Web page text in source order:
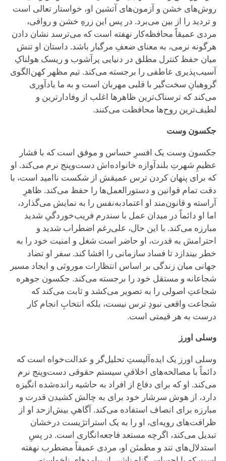
روش‌های خشن و آزمون‌های آتشین او، خواستار تعالی است
و تردید را از بین می‌برد. در پس این زرهِ خشن و رواقی،
مردی عمیقاً محافظه‌کار نهفته است که می‌ترسد نشان دادن
هرگونه نرمی، به معنای ضعفِ مرگبار باشد. داستان او تنش
میان حفظ کنترل مطلق در دنیایی پرآشوب و ریسک هولناکِ
آسیب‌پذیری عاطفی را برجسته می‌کند. تیم مظهر کهن‌الگوی
گروهبانِ سخت‌گیر با قلبی مهربان است و به ما یادآوری
می‌کند که ترسناک‌ترین ظاهرها اغلب از وفادارترین و
لطیف‌ترین روح‌ها محافظت می‌کنند.
جکسون وست
جکسون وست یک افسرِ حساس و موفق است که با فشار
عظیمِ شهرتِ بلندآوازه خانواده‌اش دست‌وپنج نرم می‌کند. او
که برای پنهان کردن ترس عمیقش از شکست ناامید است، با
دقت تمام قوانین و دستورالعمل‌ها را حفظ می‌کند. ظاهرِ
آراسته و قانون‌مند او اعتمادبه‌نفس را به نمایش می‌گذارد،
اما او دائماً در میدان عمل با سندرم فریب‌خوردگیِ شدید
مبارزه می‌کند. با این حال، علی‌رغم اضطراب شدید و
احترامش به قدرت، او حاضر است شغل و امنیت خود را به
خطر بیندازد تا فساد سازمانی را افشا کند. سفر او تضاد
جهانی میان زندگی بر اساس انتظارات موروثی و ایجاد مسیر
شجاعانه و مستقل خود را برجسته می‌کند. جکسون جوهره
شجاعتِ اصولی را به تصویر می‌کشد و ثابت می‌کند که
شجاعت واقعی نبودِ ترس نیست، بلکه انتخابِ انجام کار
درست به هر قیمتی است.
وسلی اورز
وسلی اورز یک ایده‌آلیستِ تحلیل‌گر و عدالت‌خواه است که
دائماً با مصالحه‌های اخلاقیِ سیستم حقوقی دست‌وپنج نرم
می‌کند. او که برای دفاع از افراد به حاشیه رانده‌شده انگیزه
دارد، از هوش سرشار خود برای به چالش کشیدن قدرت و
مبارزه برای انصاف استفاده می‌کند. آگاهیِ بیش‌ازحد او از
ظرافت‌های رویه‌ای، او را به یک استراتژیست درخشان
تبدیل می‌کند، اگرچه مستعد فاجعه‌انگاری است. در پسِ
استدلال‌های تند و مطمئن او، مردی عمیقاً مضطرب نهفته